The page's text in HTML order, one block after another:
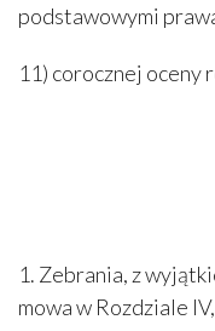
podstawowymi
11) corocznej oceny
1. Zebrania, z
mowa w Rozdziale